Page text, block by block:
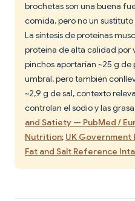
brochetas son una buena
comida, pero no un
La síntesis de proteínas
proteína de alta calidad por
pinchos aportarían ~25 g
umbral, pero también
~2,9 g de sal, contexto
controlan el sodio y las
and Satiety — PubMed /
Nutrition; UK
Fat and Salt Reference